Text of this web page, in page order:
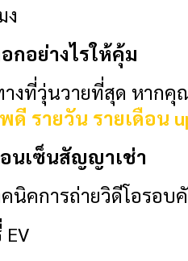
ง
กอย่างไรให้คุ้ม
งที่วุ่นวายที่สุด หาก
รายวัน รายเดือน
นเซ็นสัญญาเช่า
นิคการถ่ายวิดีโอรอบ